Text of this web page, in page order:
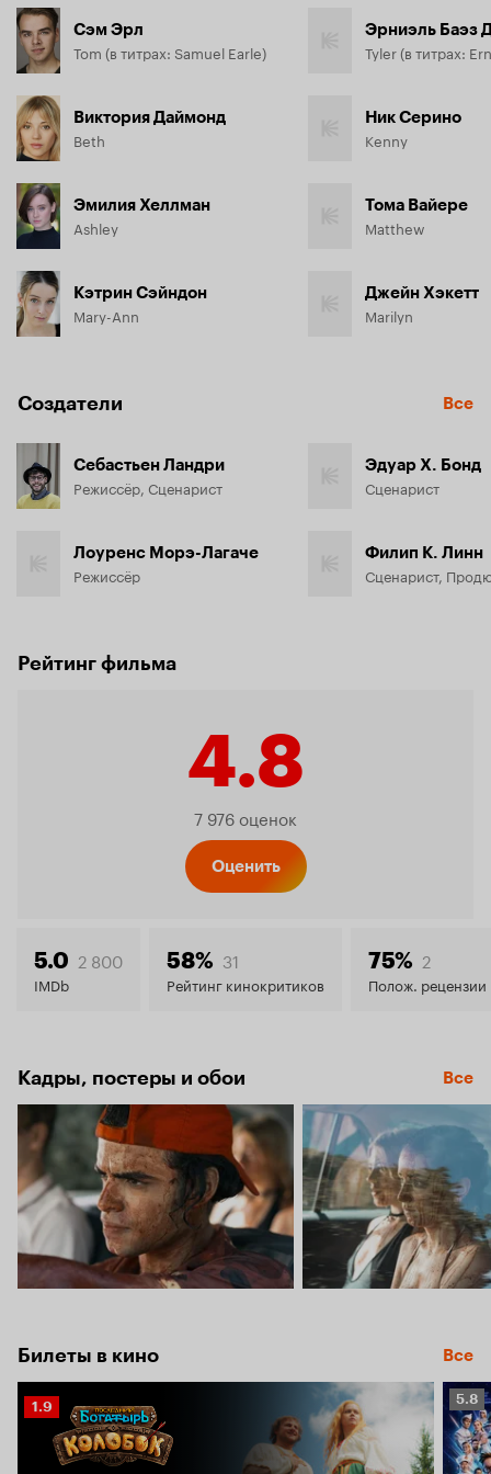
Сэм Эрл
Tom (в титрах: Samuel Earle)
Виктория Даймонд
Beth
Эмилия Хеллман
Ashley
Кэтрин Сэйндон
Mary-Ann
Эрниэль Баэз
Ник Серино
Kenny
Тома Вайере
Matthew
Джейн Хэкетт
Marilyn
Создатели Все
Себастьен Ландри
Режиссёр, Сценарист
Лоуренс Морэ-Лагаче
Режиссёр
Эдуар Х. Бонд
Сценарист
Филип К. Линн
Сценарист,
Рейтинг фильма
4.8
Рейтинг
4.8
7 976 оценок
Оценить
5.0 2 800
IMDb
58% 31
Рейтинг кинокритиков
75% 2
Полож. рецензии
Кадры, постеры и обои Все
Билеты в кино Все
Рейтинг
Кинопоиска
1.9
5.8
5.8